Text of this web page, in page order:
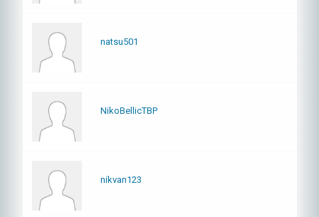
natsu501
NikoBellicTBP
nikvan123